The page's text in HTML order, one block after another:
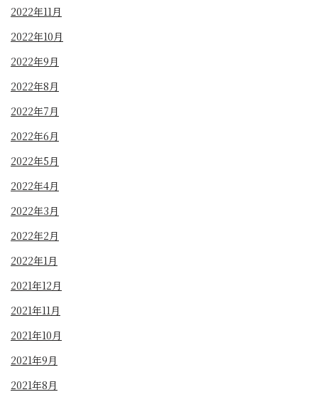
2022年11月
2022年10月
2022年9月
2022年8月
2022年7月
2022年6月
2022年5月
2022年4月
2022年3月
2022年2月
2022年1月
2021年12月
2021年11月
2021年10月
2021年9月
2021年8月